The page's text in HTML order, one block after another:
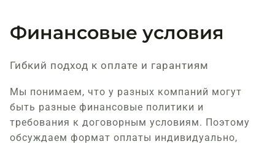
Финансовые условия
Гибкий подход к оплате и гарантиям
Мы понимаем, что у разных компаний могут
быть разные финансовые политики и
требования к договорным условиям. Поэтому
обсуждаем формат оплаты индивидуально,